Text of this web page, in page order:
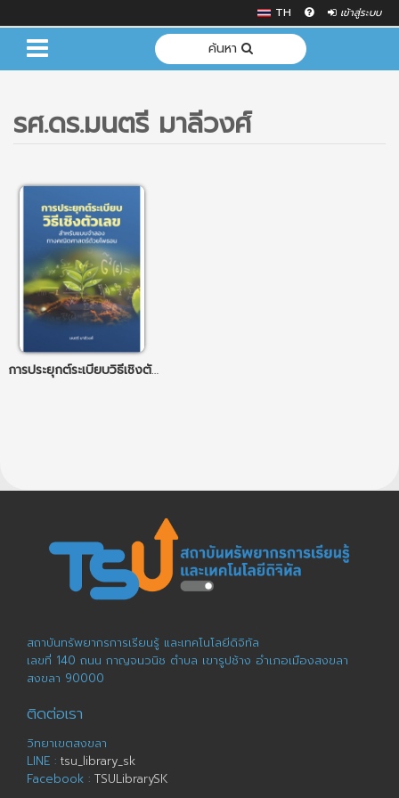
TH เข้าสู่ระบบ
ค้นหา
รศ.ดร.มนตรี มาลีวงศ์
การประยุกต์ระเบียบวิธีเชิงตัวเลขสำหรับ แบบจำลองทางคณิตศาสตร์ด้วยไพธอน Applications of Numerical Methods for Mathematical Modelling with Python
สถาบันทรัพยากรการเรียนรู้ และเทคโนโลยีดิจิทัล
เลขที่ 140 ถนน กาญจนวนิช ตำบล เขารูปช้าง อำเภอเมืองสงขลา
สงขลา 90000
ติดต่อเรา
วิทยาเขตสงขลา
LINE : tsu_library_sk
Facebook : TSULibrarySK